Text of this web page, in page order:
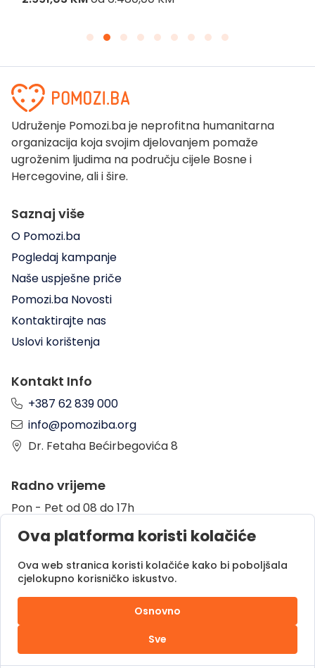
Udruženje Pomozi.ba je neprofitna humanitarna
organizacija koja svojim djelovanjem pomaže
ugroženim ljudima na području cijele Bosne i
Hercegovine, ali i šire.
Saznaj više
O Pomozi.ba
Pogledaj kampanje
Naše uspješne priče
Pomozi.ba Novosti
Kontaktirajte nas
Uslovi korištenja
Kontakt Info
+387 62 839 000
info@pomoziba.org
Dr. Fetaha Bećirbegovića 8
Radno vrijeme
Pon - Pet od 08 do 17h
Sub od 10 do 17h
Nedjelja - neradni dan
Donacije putem
Ova platforma koristi kolačiće
Ova web stranica koristi kolačiće kako bi poboljšala
cjelokupno korisničko iskustvo.
Osnovno
Sve